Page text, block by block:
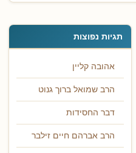
תגיות נפוצות
אהובה קליין
הרב שמואל ברוך גנוט
דבר החסידות
הרב אברהם חיים זילבר